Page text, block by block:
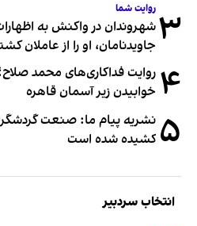
۳ روایت شما
شهروندان در واکنش به
جاویدنامان، او را از عاملان
۴ خوابیدن زیر آسمان قاهره
۵ نشریه پیام ما: صنعت
کشیده شده است
انتخاب سردبیر